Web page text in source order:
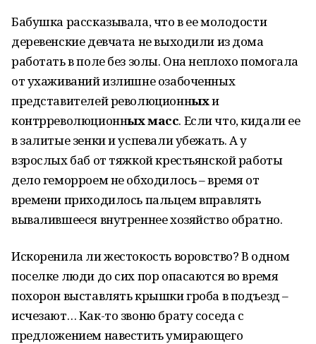
Бабушка рассказывала, что в ее молодости
деревенские девчата не выходили из дома
работать в поле без золы. Она неплохо помогала
от ухаживаний излишне озабоченных
представителей революционныхи
контрреволюционныхмасс. Если что, кидали ее
в залитые зенки и успевали убежать. А у
взрослых баб от тяжкой крестьянской работы
дело геморроем не обходилось – время от
времени приходилось пальцем вправлять
вывалившееся внутреннее хозяйство обратно.
Искоренила ли жестокость воровство? В одном
поселке люди до сих пор опасаются во время
похорон выставлять крышки гроба в подъезд –
исчезают… Как-то звоню брату соседа с
предложением навестить умирающего